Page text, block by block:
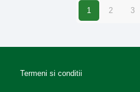
1 2 3
Termeni si conditii